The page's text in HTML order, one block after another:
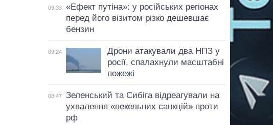
09:33
«Ефект путіна»: у російських регіонах
перед його візитом різко дешевшає
бензин
09:24
Дрони атакували два НПЗ у
росії, спалахнули масштабні
пожежі
08:47
Зеленський та Сибіга відреагували на
ухвалення «пекельних санкцій» проти
рф